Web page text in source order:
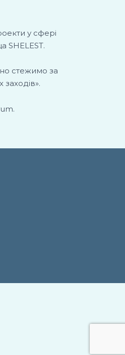
у сфері
SHELEST.
стежимо за